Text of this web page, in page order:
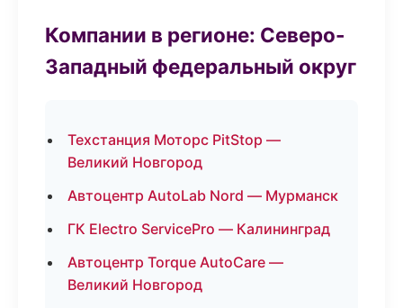
Компании в регионе: Северо-
Западный федеральный округ
Техстанция Моторс PitStop —
Великий Новгород
Автоцентр AutoLab Nord — Мурманск
ГК Electro ServicePro — Калининград
Автоцентр Torque AutoCare —
Великий Новгород